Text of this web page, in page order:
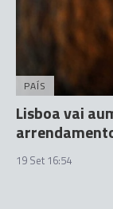
PAÍS
Lisboa vai
19 Set 16:54